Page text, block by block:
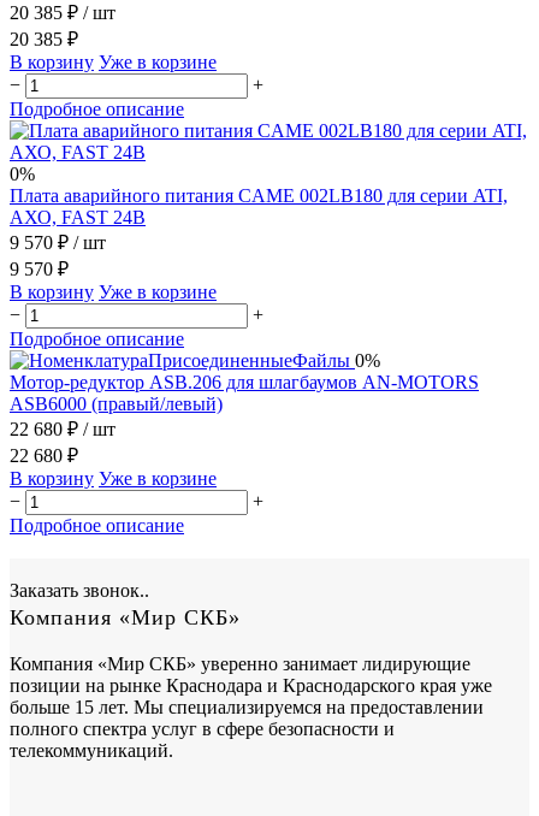
20 385 ₽ / шт
20 385 ₽
В корзину Уже в корзине
−
+
Подробное описание
0%
Плата аварийного питания CAME 002LB180 для серии ATI,
АХО, FAST 24B
9 570 ₽ / шт
9 570 ₽
В корзину Уже в корзине
−
+
Подробное описание
0%
Мотор-редуктор ASB.206 для шлагбаумов AN-MOTORS
ASB6000 (правый/левый)
22 680 ₽ / шт
22 680 ₽
В корзину Уже в корзине
−
+
Подробное описание
Заказать звонок..
Компания «Мир СКБ»
Компания «Мир СКБ» уверенно занимает лидирующие
позиции на рынке Краснодара и Краснодарского края уже
больше 15 лет. Мы специализируемся на предоставлении
полного спектра услуг в сфере безопасности и
телекоммуникаций.